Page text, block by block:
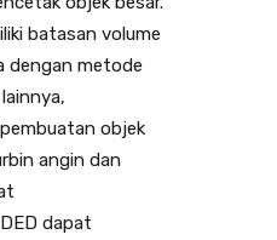
batasan volume
dengan metode
objek
angin dan
dapat